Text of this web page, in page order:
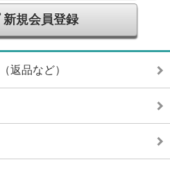
新規会員登録
返品など）